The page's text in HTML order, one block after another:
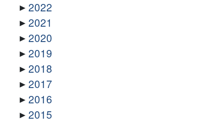
2022
2021
2020
2019
2018
2017
2016
2015